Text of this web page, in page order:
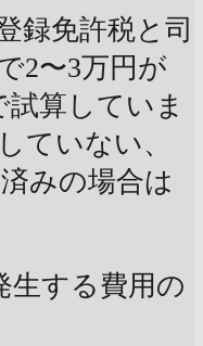
録免許税と司
2〜3万円が
算していま
ていない、
みの場合は
生する費用の